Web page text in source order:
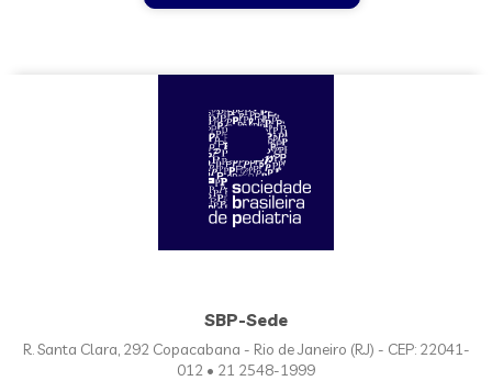
SBP-Sede
R. Santa Clara, 292 Copacabana - Rio de Janeiro (RJ) - CEP: 22041-
012 • 21 2548-1999